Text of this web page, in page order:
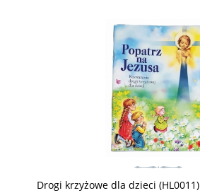
Drogi krzyżowe dla dzieci (HL0011)